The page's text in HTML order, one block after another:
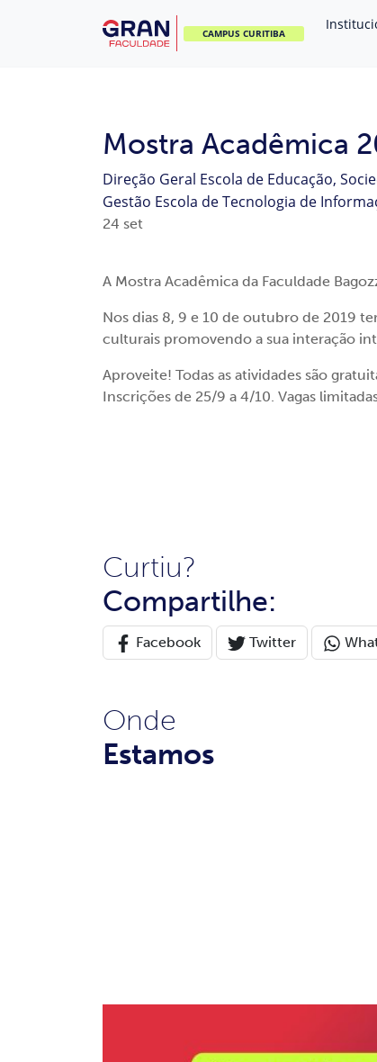
CAMPUS CURITIBA
Mostra Acadêmica
Direção Geral Escola de Educação,
Gestão Escola de Tecnologia de
24 set
A Mostra Acadêmica da Faculdade
Nos dias 8, 9 e 10 de outubro de 2019
culturais promovendo a sua interação
Aproveite! Todas as atividades são
Inscrições de 25/9 a 4/10. Vagas
Curtiu?
Compartilhe:
Facebook Twitter
Onde
Estamos